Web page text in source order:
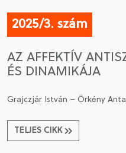
2025/3. szám
AZ AFFEKTÍV
ÉS DINAMIKÁJA
Grajczjár István – Örkény
TELJES CIKK